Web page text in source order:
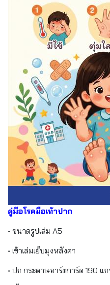
คู่มือโรคมือเท้าปาก
• ขนาดรูปเล่ม A5
• เข้าเล่มเย็บมุงหลังคา
• ปก กระดาษอาร์ตการ์ด 190 แ